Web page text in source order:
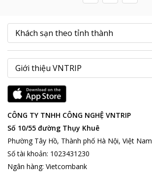
CÔNG TY TNHH CÔNG NGHỆ VNTRIP
Số 10/55 đường Thụy Khuê
Phường Tây Hồ, Thành phố Hà Nội, Việt Nam
Số tài khoản: 1023431230
Ngân hàng: Vietcombank